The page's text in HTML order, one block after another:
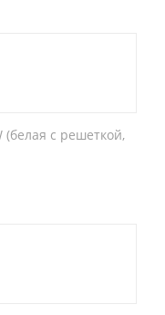
с решеткой,